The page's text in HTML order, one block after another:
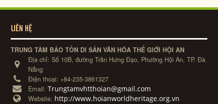
LIÊN HỆ
TRUNG TÂM BẢO TỒN DI SẢN VĂN HÓA THẾ GIỚI HỘI AN
Địa chỉ:Số 10B, đường Trần Hưng Đạo, Phường Hội An, TP. Đà
Nẵng
Điện thoại: +84-235-3861327
Email:Trungtamvhtthoian@gmail.com
Website: http://www.hoianworldheritage.org.vn